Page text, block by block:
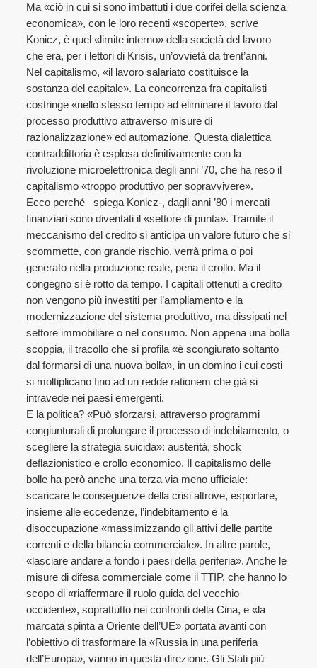
Ma «ciò in cui si sono imbattuti i due corifei della scienza
economica», con le loro recenti «scoperte», scrive
Konicz, è quel «limite interno» della società del lavoro
che era, per i lettori di Krisis, un’ovvietà da trent’anni.
Nel capitalismo, «il lavoro salariato costituisce la
sostanza del capitale». La concorrenza fra capitalisti
costringe «nello stesso tempo ad eliminare il lavoro dal
processo produttivo attraverso misure di
razionalizzazione» ed automazione. Questa dialettica
contraddittoria è esplosa definitivamente con la
rivoluzione microelettronica degli anni ’70, che ha reso il
capitalismo «troppo produttivo per sopravvivere».
Ecco perché –spiega Konicz-, dagli anni ’80 i mercati
finanziari sono diventati il «settore di punta». Tramite il
meccanismo del credito si anticipa un valore futuro che si
scommette, con grande rischio, verrà prima o poi
generato nella produzione reale, pena il crollo. Ma il
congegno si è rotto da tempo. I capitali ottenuti a credito
non vengono più investiti per l’ampliamento e la
modernizzazione del sistema produttivo, ma dissipati nel
settore immobiliare o nel consumo. Non appena una bolla
scoppia, il tracollo che si profila «è scongiurato soltanto
dal formarsi di una nuova bolla», in un domino i cui costi
si moltiplicano fino ad un redde rationem che già si
intravede nei paesi emergenti.
E la politica? «Può sforzarsi, attraverso programmi
congiunturali di prolungare il processo di indebitamento, o
scegliere la strategia suicida»: austerità, shock
deflazionistico e crollo economico. Il capitalismo delle
bolle ha però anche una terza via meno ufficiale:
scaricare le conseguenze della crisi altrove, esportare,
insieme alle eccedenze, l’indebitamento e la
disoccupazione «massimizzando gli attivi delle partite
correnti e della bilancia commerciale». In altre parole,
«lasciare andare a fondo i paesi della periferia». Anche le
misure di difesa commerciale come il TTIP, che hanno lo
scopo di «riaffermare il ruolo guida del vecchio
occidente», soprattutto nei confronti della Cina, e «la
marcata spinta a Oriente dell’UE» portata avanti con
l’obiettivo di trasformare la «Russia in una periferia
dell’Europa», vanno in questa direzione. Gli Stati più